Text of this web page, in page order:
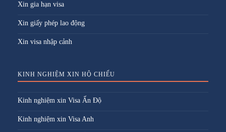
Xin gia hạn visa
Xin giấy phép lao động
Xin visa nhập cảnh
KINH NGHIỆM XIN HỘ CHIẾU
Kinh nghiệm xin Visa Ấn Độ
Kinh nghiệm xin Visa Anh